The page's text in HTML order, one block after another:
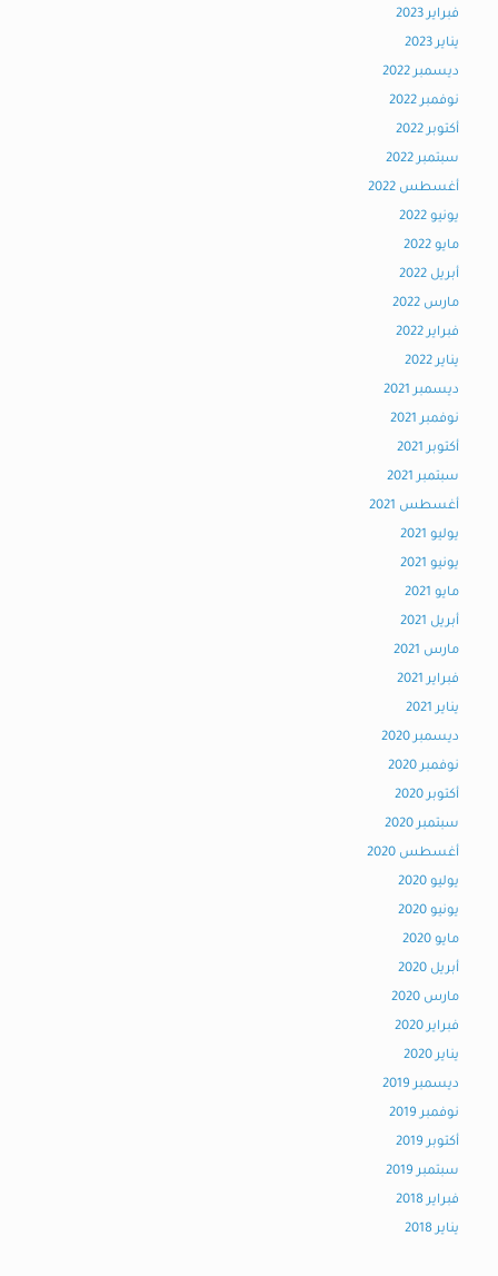
فبراير 2023
يناير 2023
ديسمبر 2022
نوفمبر 2022
أكتوبر 2022
سبتمبر 2022
أغسطس 2022
يونيو 2022
مايو 2022
أبريل 2022
مارس 2022
فبراير 2022
يناير 2022
ديسمبر 2021
نوفمبر 2021
أكتوبر 2021
سبتمبر 2021
أغسطس 2021
يوليو 2021
يونيو 2021
مايو 2021
أبريل 2021
مارس 2021
فبراير 2021
يناير 2021
ديسمبر 2020
نوفمبر 2020
أكتوبر 2020
سبتمبر 2020
أغسطس 2020
يوليو 2020
يونيو 2020
مايو 2020
أبريل 2020
مارس 2020
فبراير 2020
يناير 2020
ديسمبر 2019
نوفمبر 2019
أكتوبر 2019
سبتمبر 2019
فبراير 2018
يناير 2018